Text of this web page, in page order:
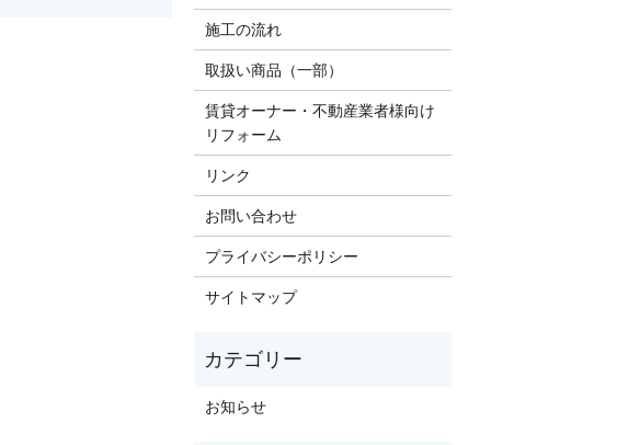
施工の流れ
取扱い商品（一部）
賃貸オーナー・不動産業者様向け
リフォーム
リンク
お問い合わせ
プライバシーポリシー
サイトマップ
お知らせ